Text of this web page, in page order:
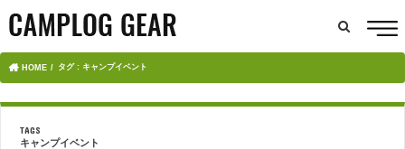
HOME タグ : キャンプイベント
キャンプイベント